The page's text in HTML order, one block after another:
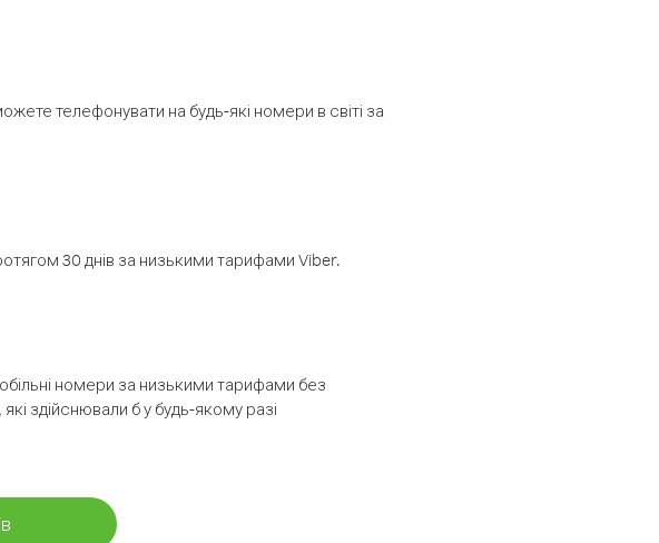
телефонувати на будь-які номери в світі за
30 днів за низькими тарифами Viber.
номери за низькими тарифами без
здійснювали б у будь-якому разі